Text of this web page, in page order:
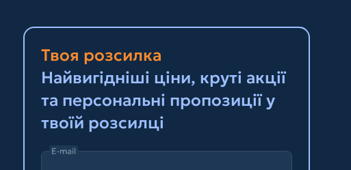
Твоя розсилка
Найвигідніші ціни, круті акції
та персональні пропозиції у
твоїй розсилці
E-mail